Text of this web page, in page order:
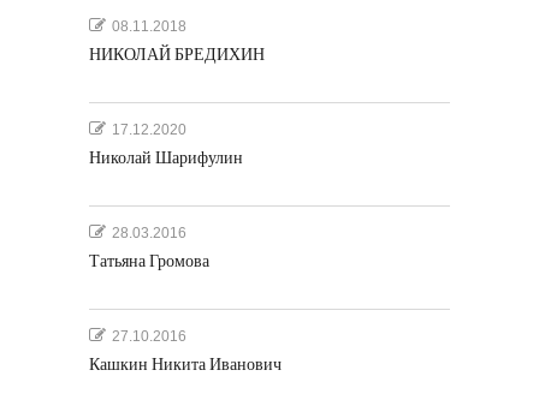
08.11.2018
НИКОЛАЙ БРЕДИХИН
17.12.2020
Николай Шарифулин
28.03.2016
Татьяна Громова
27.10.2016
Кашкин Никита Иванович